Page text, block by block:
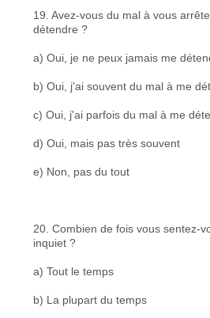
19. Avez-vous du mal à vous
détendre ?
a) Oui, je ne peux jamais me
b) Oui, j'ai souvent du mal à me
c) Oui, j'ai parfois du mal à me
d) Oui, mais pas très souvent
e) Non, pas du tout
20. Combien de fois vous sentez-
inquiet ?
a) Tout le temps
b) La plupart du temps